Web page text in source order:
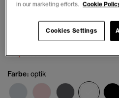
Preis wurde
€79.99bis
Du sparst 30 %
Farbe: optik
in our marketing efforts. Cookie
Cookies Settings